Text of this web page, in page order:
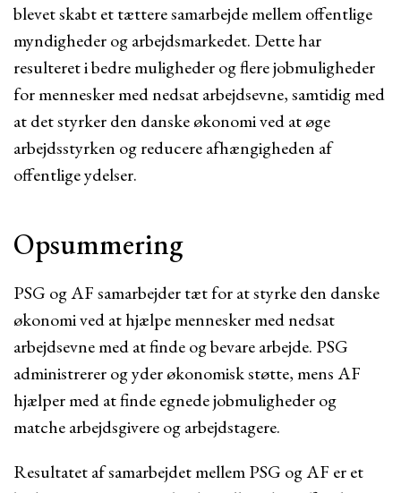
blevet skabt et tættere samarbejde mellem offentlige
myndigheder og arbejdsmarkedet. Dette har
resulteret i bedre muligheder og flere jobmuligheder
for mennesker med nedsat arbejdsevne, samtidig med
at det styrker den danske økonomi ved at øge
arbejdsstyrken og reducere afhængigheden af
offentlige ydelser.
Opsummering
PSG og AF samarbejder tæt for at styrke den danske
økonomi ved at hjælpe mennesker med nedsat
arbejdsevne med at finde og bevare arbejde. PSG
administrerer og yder økonomisk støtte, mens AF
hjælper med at finde egnede jobmuligheder og
matche arbejdsgivere og arbejdstagere.
Resultatet af samarbejdet mellem PSG og AF er et